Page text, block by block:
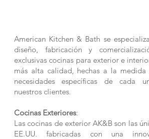
American Kitchen & Bath se
diseño, fabricación y
exclusivas cocinas para exterior e
más alta calidad, hechas a la medida
necesidades específicas de cada
nuestros clientes.
Cocinas Exteriores:
Las cocinas de exterior AK&B son las
EE.UU. fabricadas con una